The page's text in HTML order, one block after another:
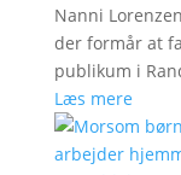
Nanni
der formår at
publikum i
Læs mere